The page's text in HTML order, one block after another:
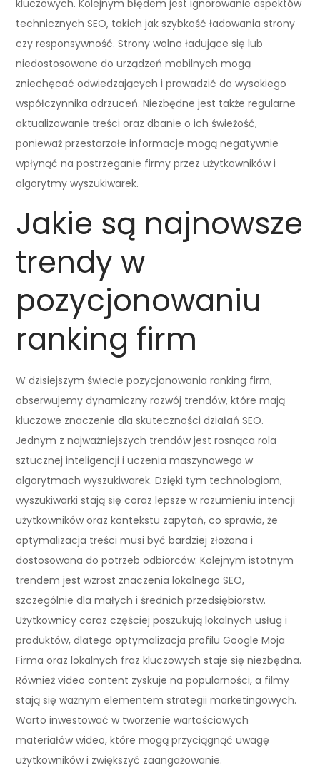
kluczowych. Kolejnym błędem jest ignorowanie aspektów
technicznych SEO, takich jak szybkość ładowania strony
czy responsywność. Strony wolno ładujące się lub
niedostosowane do urządzeń mobilnych mogą
zniechęcać odwiedzających i prowadzić do wysokiego
współczynnika odrzuceń. Niezbędne jest także regularne
aktualizowanie treści oraz dbanie o ich świeżość,
ponieważ przestarzałe informacje mogą negatywnie
wpłynąć na postrzeganie firmy przez użytkowników i
algorytmy wyszukiwarek.
Jakie są najnowsze
trendy w
pozycjonowaniu
ranking firm
W dzisiejszym świecie pozycjonowania ranking firm,
obserwujemy dynamiczny rozwój trendów, które mają
kluczowe znaczenie dla skuteczności działań SEO.
Jednym z najważniejszych trendów jest rosnąca rola
sztucznej inteligencji i uczenia maszynowego w
algorytmach wyszukiwarek. Dzięki tym technologiom,
wyszukiwarki stają się coraz lepsze w rozumieniu intencji
użytkowników oraz kontekstu zapytań, co sprawia, że
optymalizacja treści musi być bardziej złożona i
dostosowana do potrzeb odbiorców. Kolejnym istotnym
trendem jest wzrost znaczenia lokalnego SEO,
szczególnie dla małych i średnich przedsiębiorstw.
Użytkownicy coraz częściej poszukują lokalnych usług i
produktów, dlatego optymalizacja profilu Google Moja
Firma oraz lokalnych fraz kluczowych staje się niezbędna.
Również video content zyskuje na popularności, a filmy
stają się ważnym elementem strategii marketingowych.
Warto inwestować w tworzenie wartościowych
materiałów wideo, które mogą przyciągnąć uwagę
użytkowników i zwiększyć zaangażowanie.